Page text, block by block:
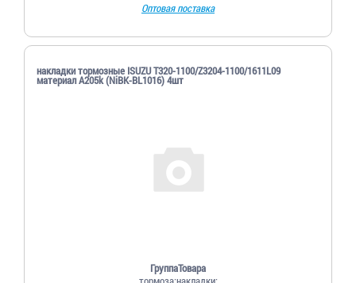
Оптовая поставка
накладки тормозные ISUZU T320-1100/Z3204-1100/1611L09
материал A205k (NiBK-BL1016) 4шт
ГруппаТовара
тормоза;накладки;